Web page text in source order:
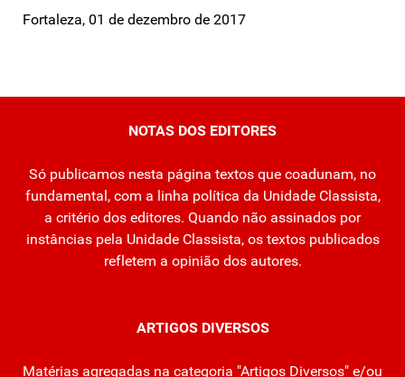
Fortaleza, 01 de dezembro de 2017
NOTAS DOS EDITORES
Só publicamos nesta página textos que coadunam, no
fundamental, com a linha política da Unidade Classista,
a critério dos editores. Quando não assinados por
instâncias pela Unidade Classista, os textos publicados
refletem a opinião dos autores.
ARTIGOS DIVERSOS
Matérias agregadas na categoria "Artigos Diversos" e/ou